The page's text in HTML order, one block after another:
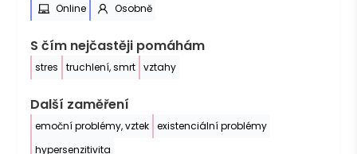
Online Osobně
S čím nejčastěji pomáhám
stres truchlení, smrt vztahy
Další zaměření
emoční problémy, vztek
existenciální problémy
hypersenzitivita